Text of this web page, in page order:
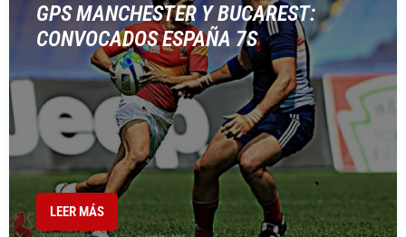
GPS MANCHESTER Y BUCAREST:
CONVOCADOS ESPAÑA 7S
LEER MÁS